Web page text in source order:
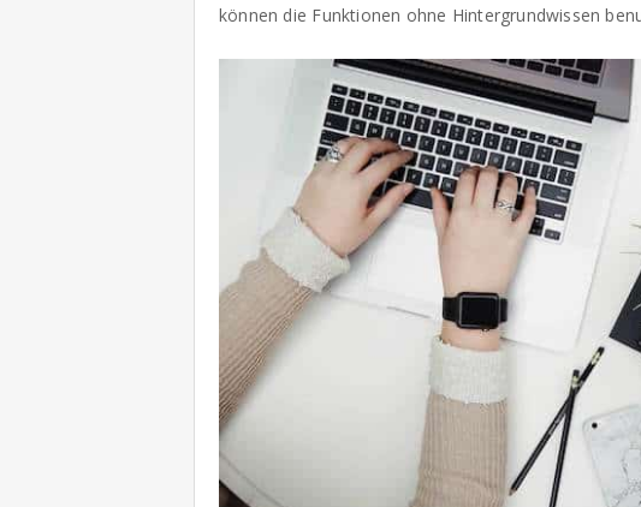
können die Funktionen ohne Hintergrundwissen